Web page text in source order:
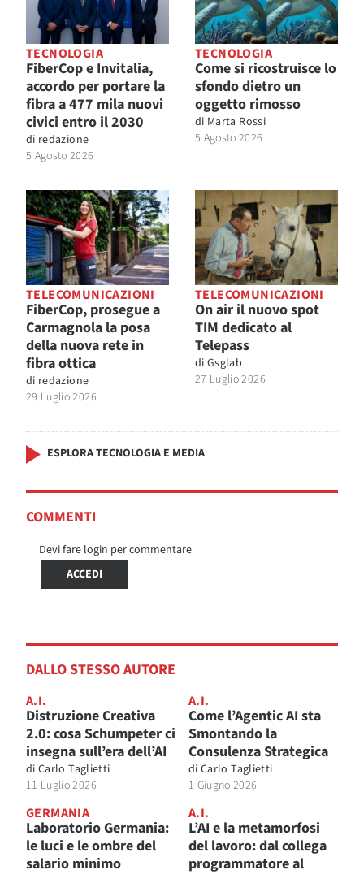
TECNOLOGIA
FiberCop e Invitalia,
accordo per portare la
fibra a 477 mila nuovi
civici entro il 2030
di redazione
5 Agosto 2026
TECNOLOGIA
Come si ricostruisce lo
sfondo dietro un
oggetto rimosso
di Marta Rossi
5 Agosto 2026
TELECOMUNICAZIONI
FiberCop, prosegue a
Carmagnola la posa
della nuova rete in
fibra ottica
di redazione
29 Luglio 2026
TELECOMUNICAZIONI
On air il nuovo spot
TIM dedicato al
Telepass
di Gsglab
27 Luglio 2026
ESPLORA TECNOLOGIA E MEDIA
COMMENTI
Devi fare login per commentare
ACCEDI
DALLO STESSO AUTORE
A.I.
Distruzione Creativa
2.0: cosa Schumpeter ci
insegna sull’era dell’AI
di Carlo Taglietti
11 Luglio 2026
A.I.
Come l’Agentic AI sta
Smontando la
Consulenza Strategica
di Carlo Taglietti
1 Giugno 2026
GERMANIA
Laboratorio Germania:
le luci e le ombre del
salario minimo
A.I.
L’AI e la metamorfosi
del lavoro: dal collega
programmatore al